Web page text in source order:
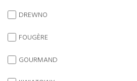
DREWNO
FOUGÈRE
GOURMAND